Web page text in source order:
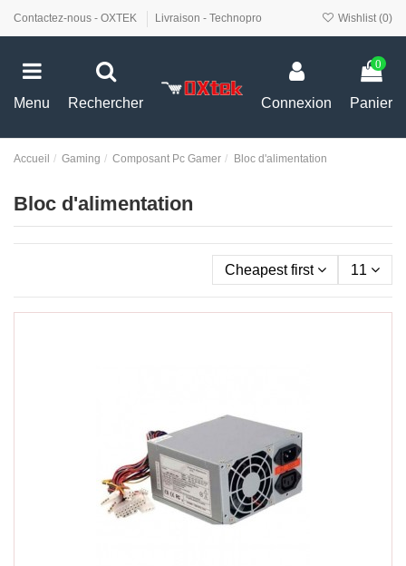
Contactez-nous - OXTEK Livraison - Technopro Wishlist (0)
Menu Rechercher Connexion
0
Panier
Accueil Gaming Composant Pc Gamer Bloc d'alimentation
Bloc d'alimentation
Cheapest first 11